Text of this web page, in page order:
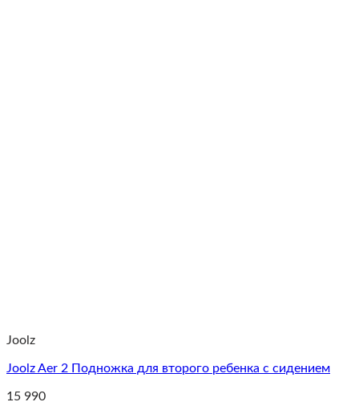
Joolz
Joolz Aer 2 Подножка для второго ребенка с сидением
15 990